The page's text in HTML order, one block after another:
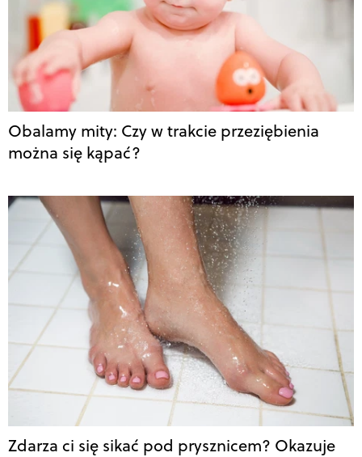
Obalamy mity: Czy w trakcie przeziębienia
można się kąpać?
Zdarza ci się sikać pod prysznicem? Okazuje